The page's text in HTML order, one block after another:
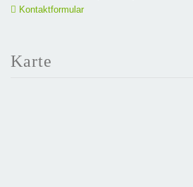
Kontaktformular
Karte